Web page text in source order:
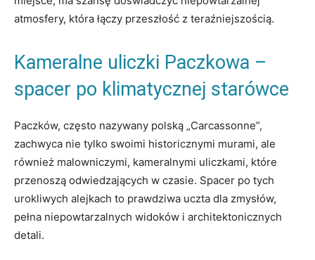
atmosfery, która łączy przeszłość z teraźniejszością.
Kameralne uliczki Paczkowa –
‌spacer po⁣ klimatycznej starówce
Paczków, często nazywany polską „Carcassonne”,
‍zachwyca nie tylko swoimi historicznymi murami, ale
również malowniczymi, ⁤kameralnymi uliczkami, ‍które
przenoszą odwiedzających ⁢w czasie. Spacer ‍po ‌tych
urokliwych‌ alejkach to prawdziwa uczta dla ‍zmysłów,
pełna niepowtarzalnych widoków i architektonicznych
detali.